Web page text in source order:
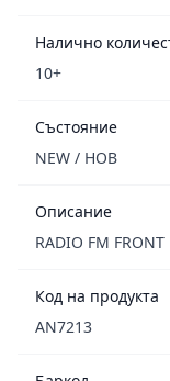
Налично
10+
Състояние
NEW / НОВ
Описание
RADIO FM FRONT
Код на продукта
AN7213